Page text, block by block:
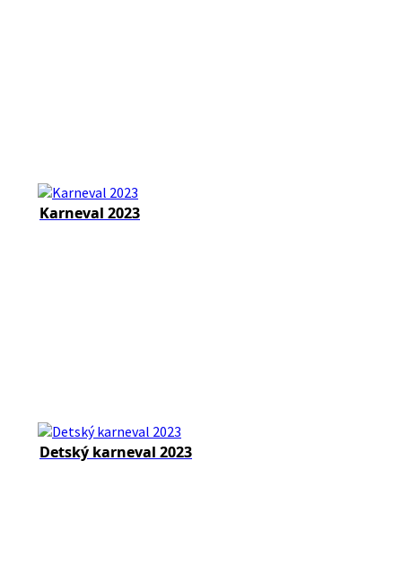
Karneval 2023
Detský karneval 2023